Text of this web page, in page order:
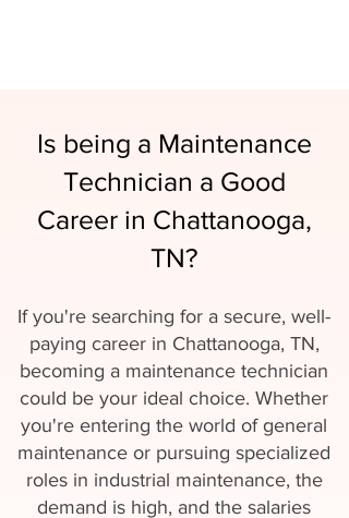
Is being a Maintenance
Technician a Good
Career in Chattanooga,
TN?
If you're searching for a secure, well-
paying career in Chattanooga, TN,
becoming a maintenance technician
could be your ideal choice. Whether
you're entering the world of general
maintenance or pursuing specialized
roles in industrial maintenance, the
demand is high, and the salaries